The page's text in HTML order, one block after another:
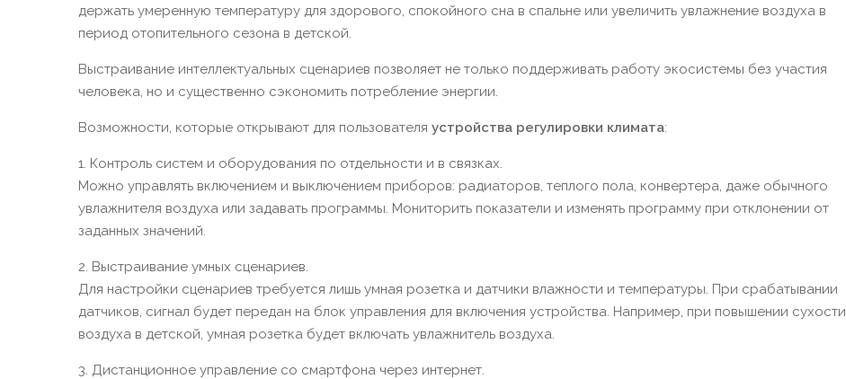
держать умеренную температуру для здорового, спокойного сна в спальне или увеличить увлажнение воздуха в
период отопительного сезона в детской.
Выстраивание интеллектуальных сценариев позволяет не только поддерживать работу экосистемы без участия
человека, но и существенно сэкономить потребление энергии.
Возможности, которые открывают для пользователя устройства регулировки климата:
1. Контроль систем и оборудования по отдельности и в связках.
Можно управлять включением и выключением приборов: радиаторов, теплого пола, конвертера, даже обычного
увлажнителя воздуха или задавать программы. Мониторить показатели и изменять программу при отклонении от
заданных значений.
2. Выстраивание умных сценариев.
Для настройки сценариев требуется лишь умная розетка и датчики влажности и температуры. При срабатывании
датчиков, сигнал будет передан на блок управления для включения устройства. Например, при повышении сухости
воздуха в детской, умная розетка будет включать увлажнитель воздуха.
3. Дистанционное управление со смартфона через интернет.